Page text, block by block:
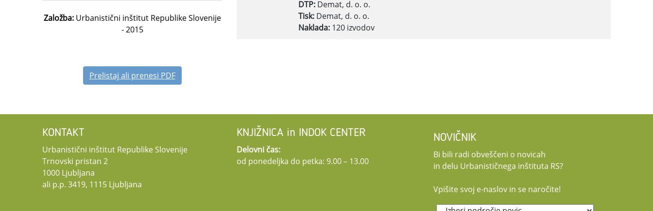
Založba:Urbanistični inštitut Republike Slovenije
- 2015
Prelistaj ali prenesi PDF
DTP: Demat, d. o. o.
Tisk: Demat, d. o. o.
Naklada: 120 izvodov
KONTAKT
Urbanistični inštitut Republike Slovenije
Trnovski pristan 2
1000 Ljubljana
ali p.p. 3419, 1115 Ljubljana
KNJIŽNICA in INDOK CENTER
Delovni čas:
od ponedeljka do petka: 9.00 – 13.00
NOVIČNIK
Bi bili radi obveščeni o novicah
in delu Urbanističnega inštituta RS?
Vpišite svoj e-naslov in se naročite!